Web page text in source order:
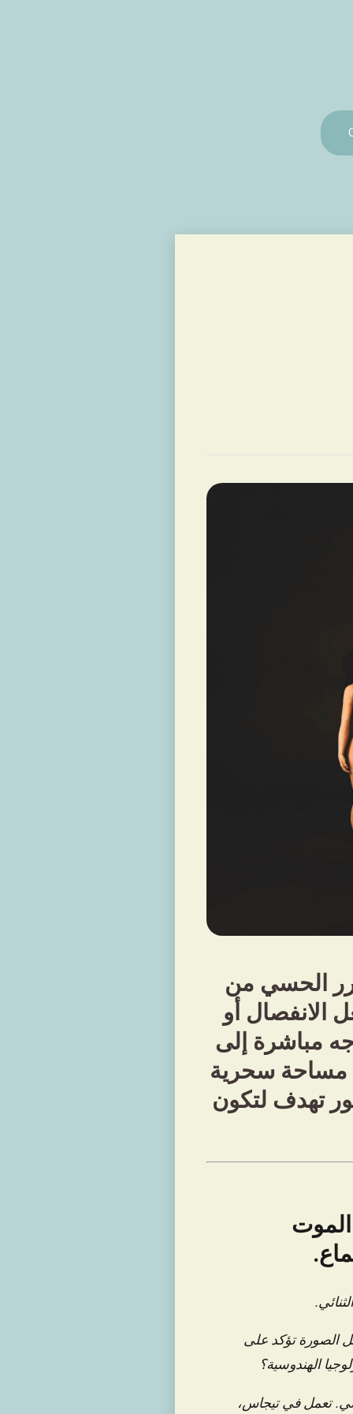
الحسي من
الانفصال أو
مباشرة إلى
مساحة سحرية
تهدف لتكون
الصورة تؤكد على
الهندوسية؟
تعمل في تيجاس،